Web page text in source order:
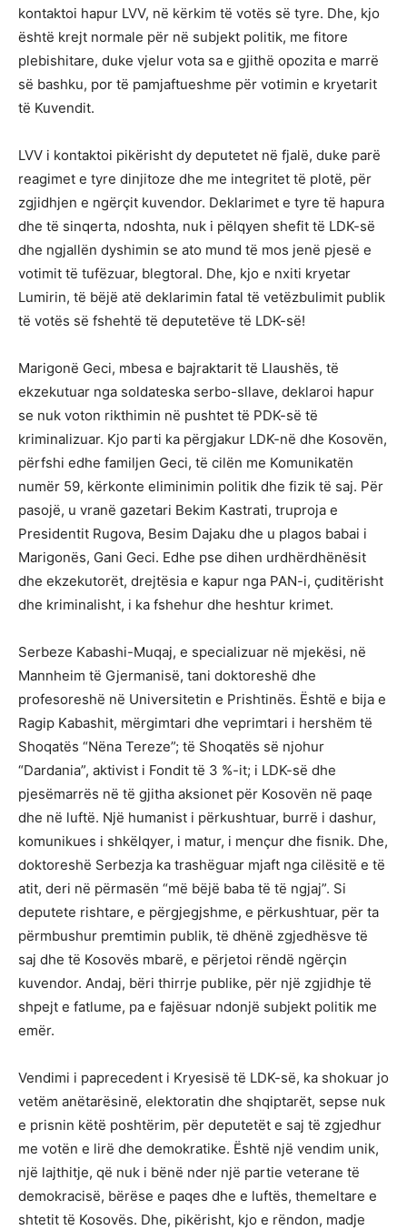
kontaktoi hapur LVV, në kërkim të votës së tyre. Dhe, kjo
është krejt normale për në subjekt politik, me fitore
plebishitare, duke vjelur vota sa e gjithë opozita e marrë
së bashku, por të pamjaftueshme për votimin e kryetarit
të Kuvendit.
LVV i kontaktoi pikërisht dy deputetet në fjalë, duke parë
reagimet e tyre dinjitoze dhe me integritet të plotë, për
zgjidhjen e ngërçit kuvendor. Deklarimet e tyre të hapura
dhe të sinqerta, ndoshta, nuk i pëlqyen shefit të LDK-së
dhe ngjallën dyshimin se ato mund të mos jenë pjesë e
votimit të tufëzuar, blegtoral. Dhe, kjo e nxiti kryetar
Lumirin, të bëjë atë deklarimin fatal të vetëzbulimit publik
të votës së fshehtë të deputetëve të LDK-së!
Marigonë Geci, mbesa e bajraktarit të Llaushës, të
ekzekutuar nga soldateska serbo-sllave, deklaroi hapur
se nuk voton rikthimin në pushtet të PDK-së të
kriminalizuar. Kjo parti ka përgjakur LDK-në dhe Kosovën,
përfshi edhe familjen Geci, të cilën me Komunikatën
numër 59, kërkonte eliminimin politik dhe fizik të saj. Për
pasojë, u vranë gazetari Bekim Kastrati, truproja e
Presidentit Rugova, Besim Dajaku dhe u plagos babai i
Marigonës, Gani Geci. Edhe pse dihen urdhërdhënësit
dhe ekzekutorët, drejtësia e kapur nga PAN-i, çuditërisht
dhe kriminalisht, i ka fshehur dhe heshtur krimet.
Serbeze Kabashi-Muqaj, e specializuar në mjekësi, në
Mannheim të Gjermanisë, tani doktoreshë dhe
profesoreshë në Universitetin e Prishtinës. Është e bija e
Ragip Kabashit, mërgimtari dhe veprimtari i hershëm të
Shoqatës “Nëna Tereze”; të Shoqatës së njohur
“Dardania”, aktivist i Fondit të 3 %-it; i LDK-së dhe
pjesëmarrës në të gjitha aksionet për Kosovën në paqe
dhe në luftë. Një humanist i përkushtuar, burrë i dashur,
komunikues i shkëlqyer, i matur, i mençur dhe fisnik. Dhe,
doktoreshë Serbezja ka trashëguar mjaft nga cilësitë e të
atit, deri në përmasën “më bëjë baba të të ngjaj”. Si
deputete rishtare, e përgjegjshme, e përkushtuar, për ta
përmbushur premtimin publik, të dhënë zgjedhësve të
saj dhe të Kosovës mbarë, e përjetoi rëndë ngërçin
kuvendor. Andaj, bëri thirrje publike, për një zgjidhje të
shpejt e fatlume, pa e fajësuar ndonjë subjekt politik me
emër.
Vendimi i paprecedent i Kryesisë të LDK-së, ka shokuar jo
vetëm anëtarësinë, elektoratin dhe shqiptarët, sepse nuk
e prisnin këtë poshtërim, për deputetët e saj të zgjedhur
me votën e lirë dhe demokratike. Është një vendim unik,
një lajthitje, që nuk i bënë nder një partie veterane të
demokracisë, bërëse e paqes dhe e luftës, themeltare e
shtetit të Kosovës. Dhe, pikërisht, kjo e rëndon, madje